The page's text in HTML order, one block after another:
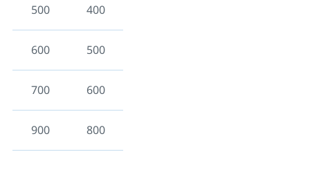
500 400
600 500
700 600
900 800